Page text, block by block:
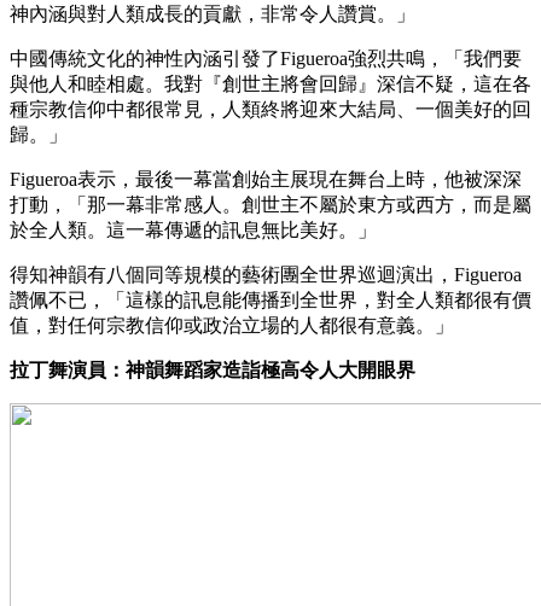
神內涵與對人類成長的貢獻，非常令人讚賞。」
中國傳統文化的神性內涵引發了Figueroa強烈共鳴，「我們要
與他人和睦相處。我對『創世主將會回歸』深信不疑，這在各
種宗教信仰中都很常見，人類終將迎來大結局、一個美好的回
歸。」
Figueroa表示，最後一幕當創始主展現在舞台上時，他被深深
打動，「那一幕非常感人。創世主不屬於東方或西方，而是屬
於全人類。這一幕傳遞的訊息無比美好。」
得知神韻有八個同等規模的藝術團全世界巡迴演出，Figueroa
讚佩不已，「這樣的訊息能傳播到全世界，對全人類都很有價
值，對任何宗教信仰或政治立場的人都很有意義。」
拉丁舞演員：神韻舞蹈家造詣極高令人大開眼界